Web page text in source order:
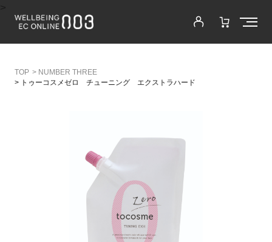
> NUMBER THREE
> トゥーコスメゼロ チューニング エクストラハード